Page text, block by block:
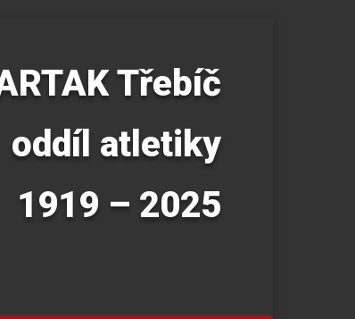
Třebíč
oddíl atletiky
1919 – 2025